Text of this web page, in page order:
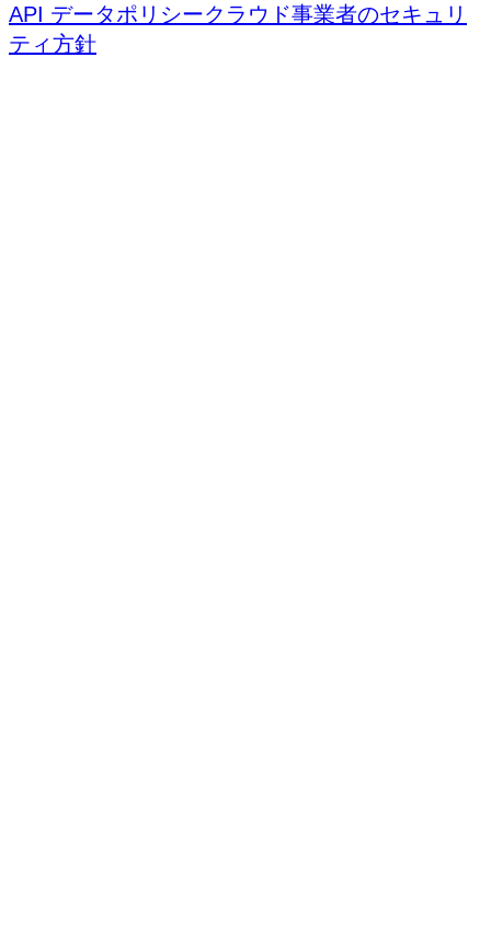
API データポリシークラウド事業者のセキュリ
ティ方針